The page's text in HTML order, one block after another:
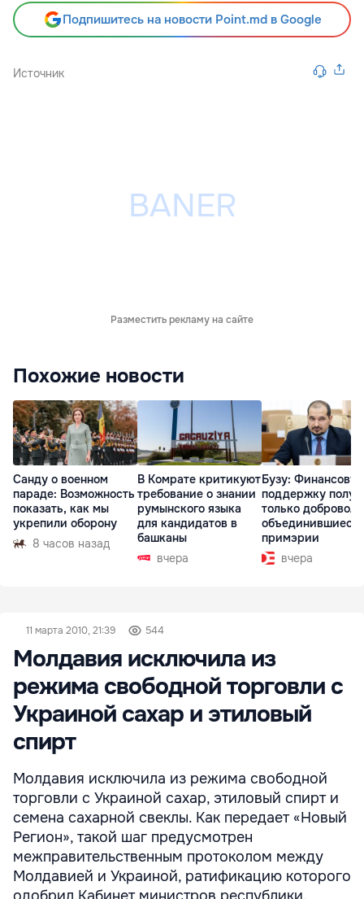
Подпишитесь на новости Point.md в Google
Источник
Разместить рекламу на сайте
Похожие новости
Санду о военном
параде: Возможность
показать, как мы
укрепили оборону
8 часов назад
В Комрате критикуют
требование о знании
румынского языка
для кандидатов в
башканы
вчера
Бузу:
поддержку
только
объединившиеся
примэрии
вчера
11 марта 2010, 21:39 544
Молдавия исключила из
режима свободной торговли с
Украиной сахар и этиловый
спирт
Молдавия исключила из режима свободной
торговли с Украиной сахар, этиловый спирт и
семена сахарной свеклы. Как передает «Новый
Регион», такой шаг предусмотрен
межправительственным протоколом между
Молдавией и Украиной, ратификацию которого